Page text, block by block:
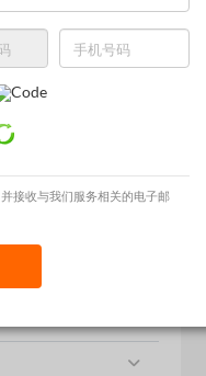
并接收与我们服务相关的电子邮